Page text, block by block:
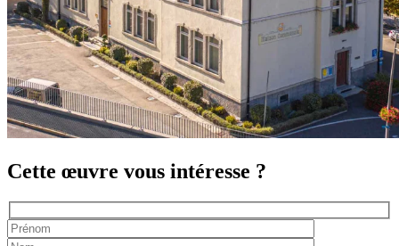
Cette œuvre vous intéresse ?